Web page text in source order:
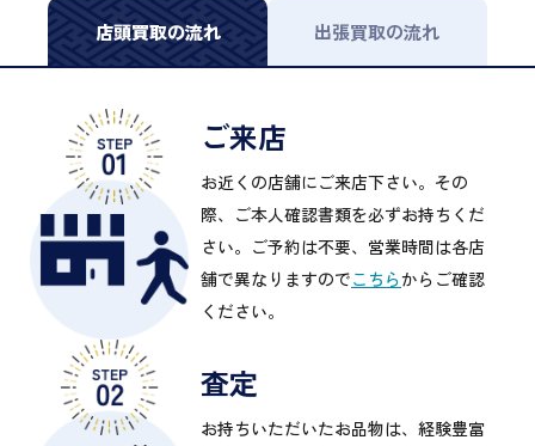
店頭買取の流れ 出張買取の流れ
ご来店
お近くの店舗にご来店下さい。その
際、ご本人確認書類を必ずお持ちくだ
さい。ご予約は不要、営業時間は各店
舗で異なりますのでこちらからご確認
ください。
査定
お持ちいただいたお品物は、経験豊富